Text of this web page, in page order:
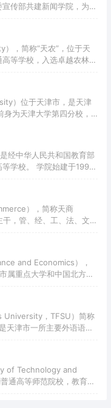
传部共建新闻学院，为教
总局体育产业创新创业教
，简称“天农”，位于天
等学校，入选卓越农林人
）位于天津市，是天津
为天津大学第四分校，
，更名为天津城建大学。
经中华人民共和国教育部
学校。 学院始建于1999
），简称天商
，管、经、工、法、文、
高校，入选国家级人才培
津市一流学科建设项目、
and Economics），
属重点大学和中国北方培
等学科门类交叉渗透、协
创新创业训练计划、数据
项目，是中国最早拥有与
University，TFSU）简称
天津市一所主要外语语种
学金来华留学生接收院
of Technology and
通高等师范院校，教育部